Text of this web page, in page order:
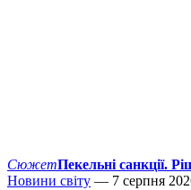
СюжетПекельні санкції.
Новини світу — 7 серпня